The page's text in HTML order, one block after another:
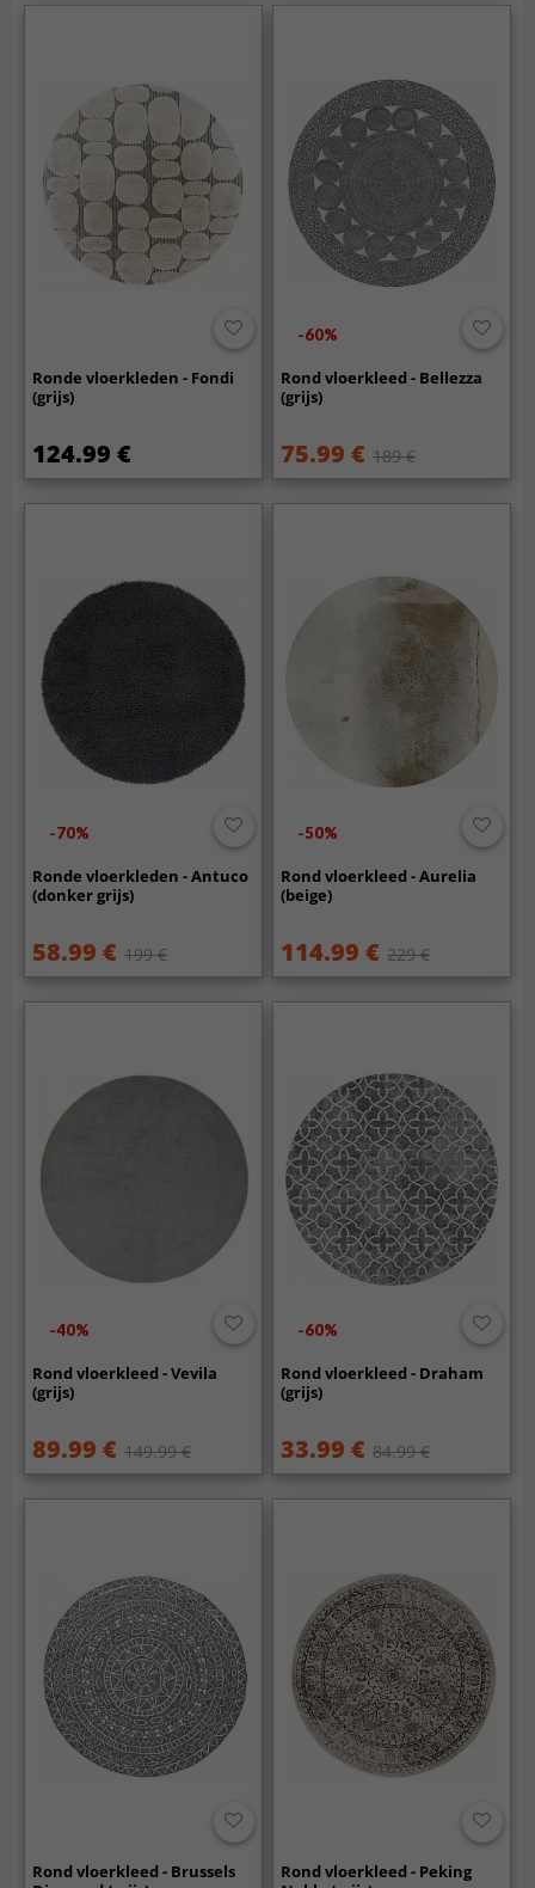
Ronde vloerkleden - Fondi
(grijs)
124.99 €
-60%
Rond vloerkleed - Bellezza
(grijs)
75.99 € 189 €
-70%
Ronde vloerkleden - Antuco
(donker grijs)
58.99 € 199 €
-50%
Rond vloerkleed - Aurelia
(beige)
114.99 € 229 €
-40%
Rond vloerkleed - Vevila
(grijs)
89.99 € 149.99 €
-60%
Rond vloerkleed - Draham
(grijs)
33.99 € 84.99 €
Rond vloerkleed - Brussels
Rond vloerkleed - Peking